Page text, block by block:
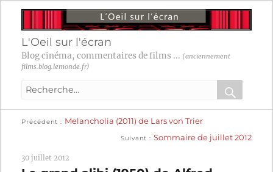
L'Oeil sur l'écran
Blog cinéma, commentaires de films ... (anciennement
films.blog.lemonde.fr)
Recherche
:
OK
Navigation
Précédent
précédente :
Melancholia (2011) de Lars von Trier
Suivant
suivante :
Sommaire de juillet 2012
30 juillet 2012